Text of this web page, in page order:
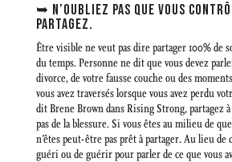
➥ N’OUBLIEZ PAS QUE VOUS
PARTAGEZ.
Être visible ne veut pas dire partager 100% de
du temps. Personne ne dit que vous devez
divorce, de votre fausse couche ou des
vous avez traversés lorsque vous avez perdu
dit Brene Brown dans Rising Strong, partagez
pas de la blessure. Si vous êtes au milieu de
n’êtes peut-être pas prêt à partager. Au lieu de
guéri ou de guérir pour parler de ce que vous